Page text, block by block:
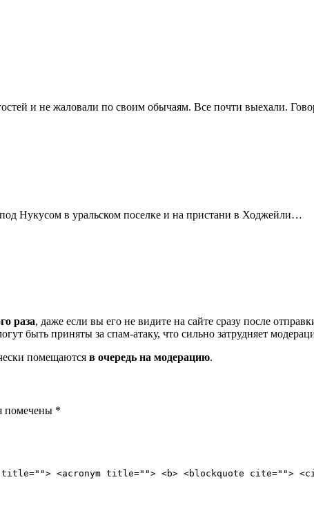
и не жаловали по своим обычаям. Все почти выехали.
Нукусом в уральском поселке и на пристани в Ходжейли…
раза, даже если вы его не видите на сайте сразу после
быть приняты за спам-атаку, что сильно затрудняет
помещаются в очередь на модерацию.
помечены *
<acronym title=""> <b> <blockquote cite="">